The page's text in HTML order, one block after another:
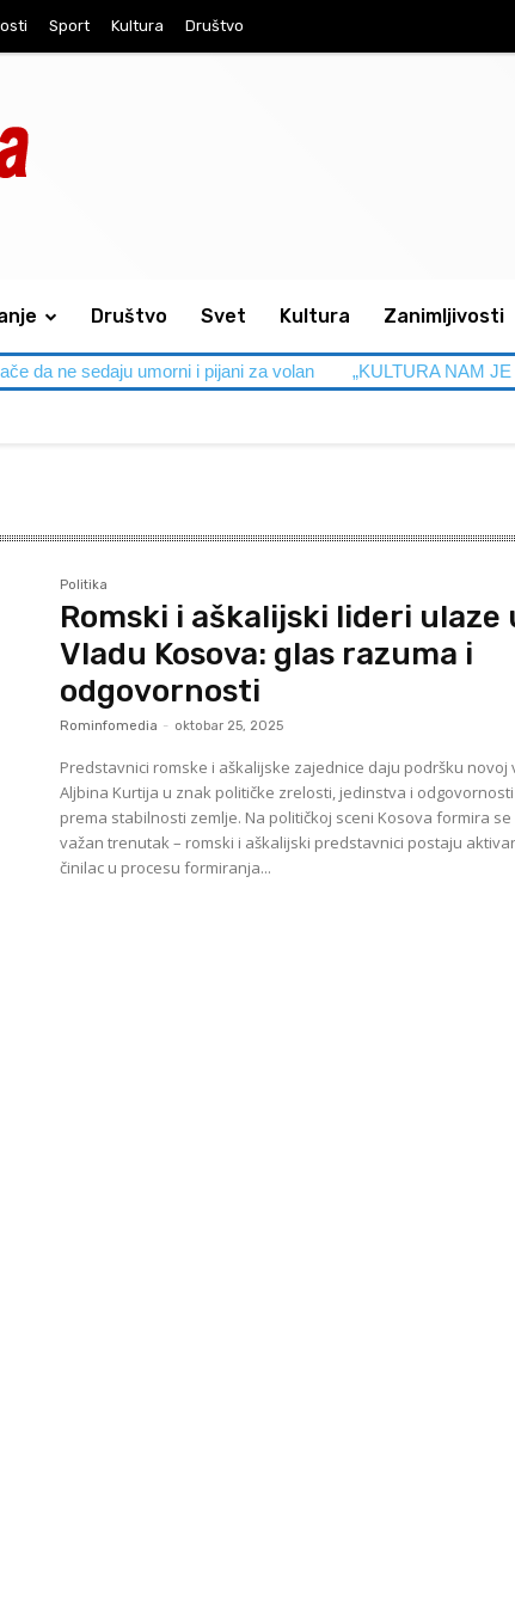
Sport Kultura Društvo
Društvo Svet Kultura Zanimljivosti
sedaju umorni i pijani za volan „KULTURA NAM JE NA
Politika
Romski i aškalijski lideri ulaze
Vladu Kosova: glas razuma i
odgovornosti
Rominfomedia - oktobar 25, 2025
Predstavnici romske i aškalijske zajednice daju podršku novoj
Aljbina Kurtija u znak političke zrelosti, jedinstva i odgovornosti
prema stabilnosti zemlje. Na političkoj sceni Kosova formira se
važan trenutak – romski i aškalijski predstavnici postaju
činilac u procesu formiranja...